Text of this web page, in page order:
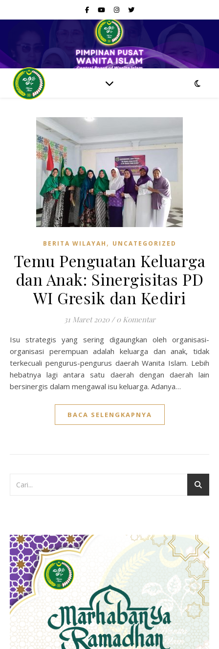
BERITA WILAYAH , UNCATEGORIZED
Temu Penguatan Keluarga
dan Anak: Sinergisitas PD
WI Gresik dan Kediri
31 Maret 2020 / 0 Komentar
Isu strategis yang sering digaungkan oleh organisasi-
organisasi perempuan adalah keluarga dan anak, tidak
terkecuali pengurus-pengurus daerah Wanita Islam. Lebih
hebatnya lagi antara satu daerah dengan daerah lain
bersinergis dalam mengawal isu keluarga. Adanya…
BACA SELENGKAPNYA